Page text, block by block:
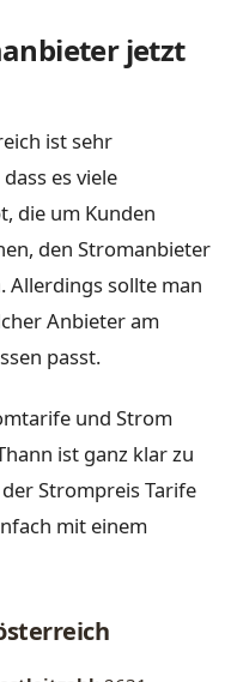
jetzt
ist sehr
es viele
die um Kunden
den Stromanbieter
Allerdings sollte man
Anbieter am
passt.
und Strom
ist ganz klar zu
Strompreis Tarife
mit einem